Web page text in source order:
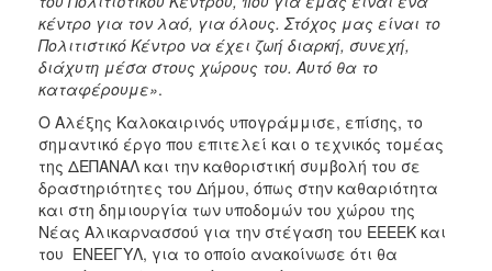
κέντρο για τον λαό, για όλους. Στόχος μας είναι το
Πολιτιστικό Κέντρο να έχει ζωή διαρκή, συνεχή,
διάχυτη μέσα στους χώρους του. Αυτό θα το
καταφέρουμε».
Ο Αλέξης Καλοκαιρινός υπογράμμισε, επίσης, το
σημαντικό έργο που επιτελεί και ο τεχνικός τομέας
της ΔΕΠΑΝΑΛ και την καθοριστική συμβολή του σε
δραστηριότητες του Δήμου, όπως στην καθαριότητα
και στη δημιουργία των υποδομών του χώρου της
Νέας Αλικαρνασσού για την στέγαση του ΕΕΕΕΚ και
του ΕΝΕΕΓΥΛ, για το οποίο ανακοίνωσε ότι θα